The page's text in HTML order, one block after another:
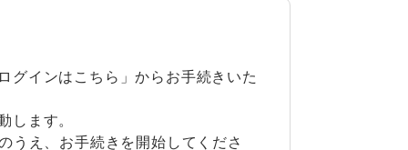
グインはこちら」からお手続きいた
します。
うえ、お手続きを開始してくださ